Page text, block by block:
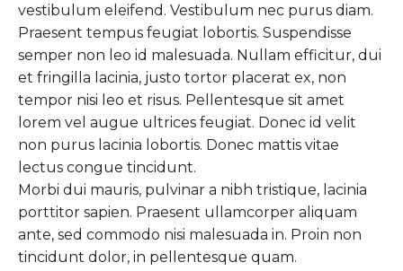
vestibulum eleifend. Vestibulum nec purus diam.
Praesent tempus feugiat lobortis. Suspendisse
semper non leo id malesuada. Nullam efficitur, dui
et fringilla lacinia, justo tortor placerat ex, non
tempor nisi leo et risus. Pellentesque sit amet
lorem vel augue ultrices feugiat. Donec id velit
non purus lacinia lobortis. Donec mattis vitae
lectus congue tincidunt.
Morbi dui mauris, pulvinar a nibh tristique, lacinia
porttitor sapien. Praesent ullamcorper aliquam
ante, sed commodo nisi malesuada in. Proin non
tincidunt dolor, in pellentesque quam.